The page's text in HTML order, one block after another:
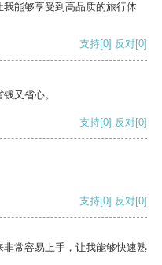
能够享受到高品质的旅行体
支持[0] 反对[0]
又省心。
支持[0] 反对[0]
支持[0] 反对[0]
常容易上手，让我能够快速熟